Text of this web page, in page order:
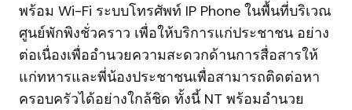
พร้อม Wi-Fi ระบบโทรศัพท์ IP Phone ในพื้นที่บริเวณ
ศูนย์พักพิงชั่วคราว เพื่อให้บริการแก่ประชาชน อย่าง
ต่อเนื่องเพื่ออำนวยความสะดวกด้านการสื่อสารให้
แก่ทหารและพี่น้องประชาชนเพื่อสามารถติดต่อหา
ครอบครัวได้อย่างใกล้ชิด ทั้งนี้ NT พร้อมอำนวย